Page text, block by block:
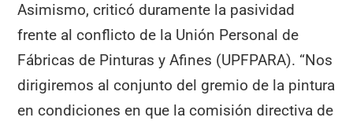
Asimismo, criticó duramente la pasividad
frente al conflicto de la Unión Personal de
Fábricas de Pinturas y Afines (UPFPARA). “Nos
dirigiremos al conjunto del gremio de la pintura
en condiciones en que la comisión directiva de